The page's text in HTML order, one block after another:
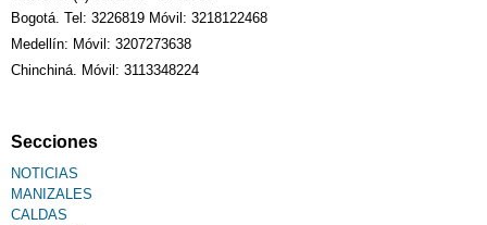
Bogotá. Tel: 3226819 Móvil: 3218122468
Medellín: Móvil: 3207273638
Chinchiná. Móvil: 3113348224
Secciones
NOTICIAS
MANIZALES
CALDAS